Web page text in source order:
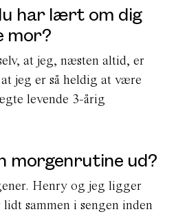
har lært om dig
mor?
at jeg, næsten altid, er
jeg er så heldig at være
levende 3-årig
morgenrutine ud?
Henry og jeg ligger
sammen i sengen inden